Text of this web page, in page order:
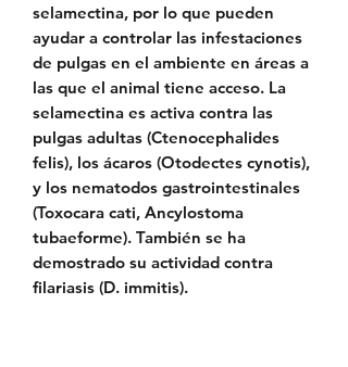
selamectina, por lo que pueden
ayudar a controlar las infestaciones
de pulgas en el ambiente en áreas a
las que el animal tiene acceso. La
selamectina es activa contra las
pulgas adultas (Ctenocephalides
felis), los ácaros (Otodectes cynotis),
y los nematodos gastrointestinales
(Toxocara cati, Ancylostoma
tubaeforme). También se ha
demostrado su actividad contra
filariasis (D. immitis).